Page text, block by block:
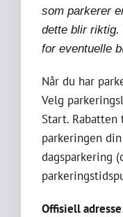
som parkerer
dette blir
for eventuelle
Når du har
Velg
Start. Rabatten
parkeringen
dagsparkering
Offisiell